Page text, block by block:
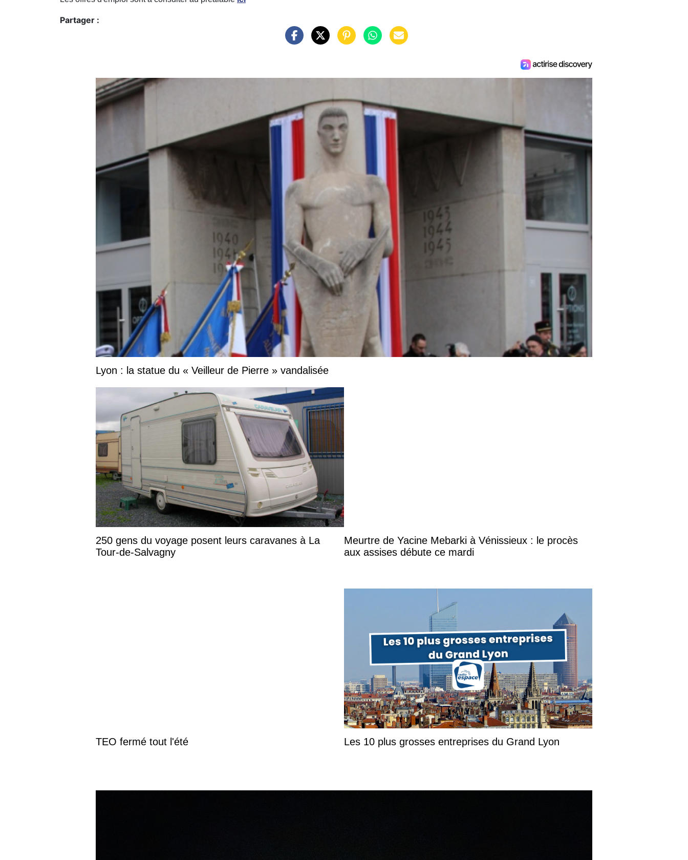
Partager :
Lyon : la statue du « Veilleur de Pierre » vandalisée
250 gens du voyage posent leurs caravanes à La
Tour-de-Salvagny
Meurtre de Yacine Mebarki à Vénissieux : le procès
aux assises débute ce mardi
TEO fermé tout l'été Les 10 plus grosses entreprises du Grand Lyon